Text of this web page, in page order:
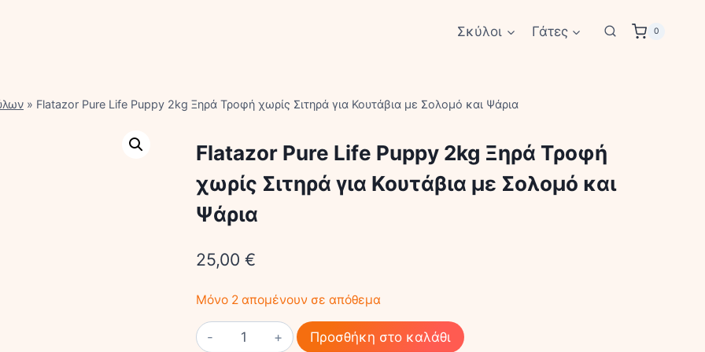
Σκύλοι Γάτες 0
» Flatazor Pure Life Puppy 2kg Ξηρά Τροφή χωρίς Σιτηρά για Κουτάβια με Σολομό και Ψάρια
Flatazor Pure Life Puppy 2kg Ξηρά Τροφή
χωρίς Σιτηρά για Κουτάβια με Σολομό και
Ψάρια
25,00 €
Μόνο 2 απομένουν σε απόθεμα
Flatazor
Προσθήκη στο καλάθι